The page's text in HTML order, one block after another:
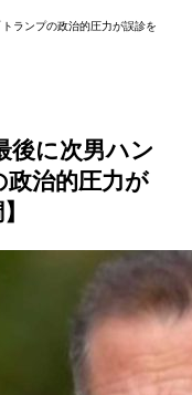
ランプの政治的圧力が誤診を
後に次男ハン
政治的圧力が